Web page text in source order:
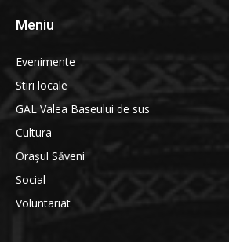
Meniu
Evenimente
Stiri locale
GAL Valea Baseului de sus
Cultura
Orașul Săveni
Social
Voluntariat